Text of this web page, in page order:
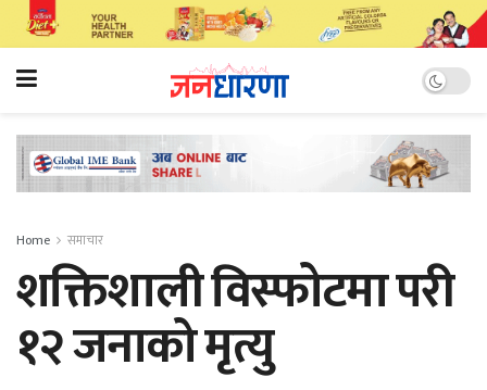
Home समाचार
शक्तिशाली विस्फोटमा परी
१२ जनाको मृत्यु